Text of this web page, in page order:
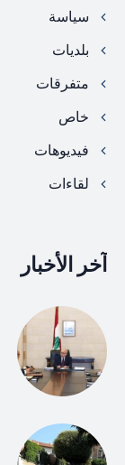
سياسة
بلديات
متفرقات
خاص
فيديوهات
لقاءات
آخر الأخبار